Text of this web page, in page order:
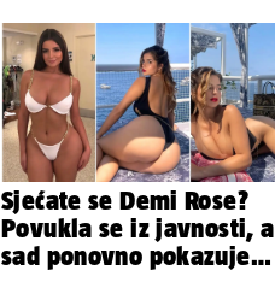
Instagram
Sjećate se Demi Rose?
Povukla se iz javnosti, a
sad ponovno pokazuje